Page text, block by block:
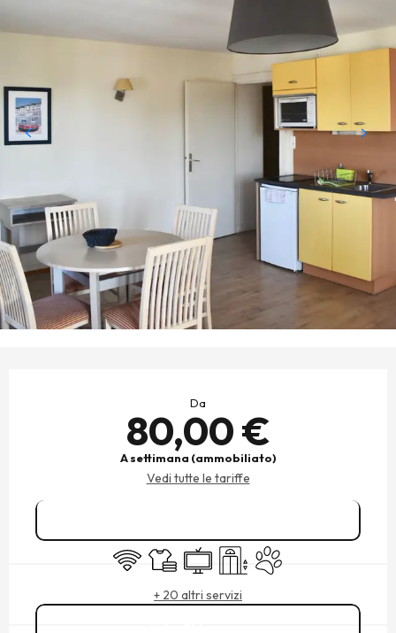
Da
80,00 €
A settimana (ammobiliato)
Vedi tutte le tariffe
Wi-Fi Lenzuola e biancheria
TelevisioneSollevamentoAnimali ammessi
+ 20 altri servizi